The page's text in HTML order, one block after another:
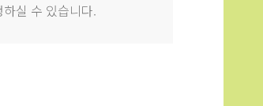
실 수 있습니다.